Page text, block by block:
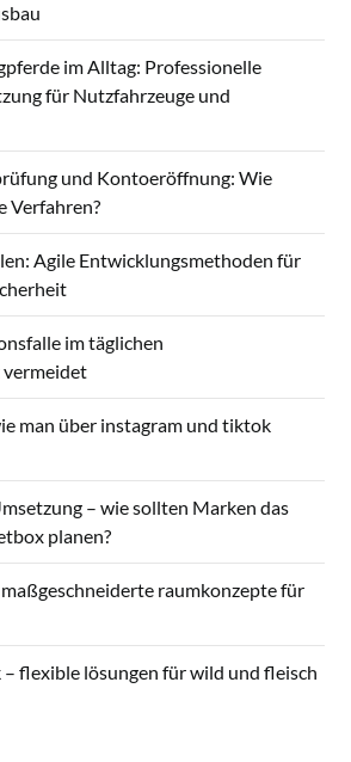
im Alltag: Professionelle
für Nutzfahrzeuge und
und Kontoeröffnung: Wie
Verfahren?
Agile Entwicklungsmethoden für
im täglichen
vermeidet
man über instagram und tiktok
– wie sollten Marken das
planen?
raumkonzepte für
flexible lösungen für wild und fleisch